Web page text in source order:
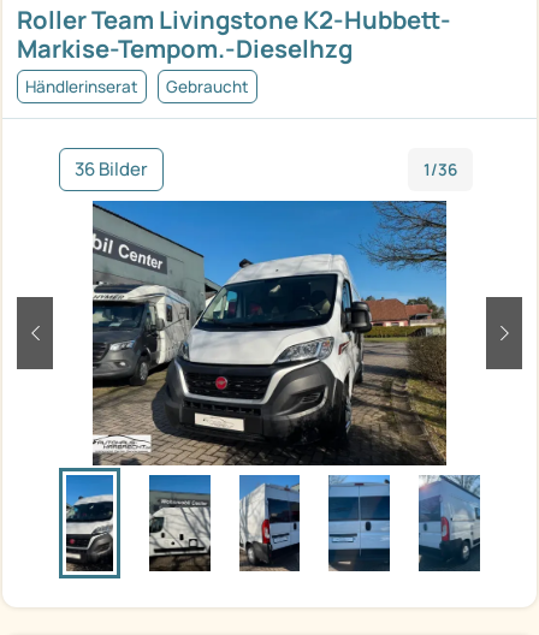
Roller Team Livingstone K2-Hubbett-
Markise-Tempom.-Dieselhzg
Händlerinserat Gebraucht
36 Bilder 1/36
zurück